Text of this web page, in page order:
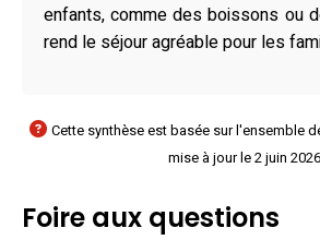
enfants, comme des boissons ou
rend le séjour agréable pour les
Cette synthèse est basée sur l'ensemble
mise à jour le 2 juin 2026
Foire aux questions